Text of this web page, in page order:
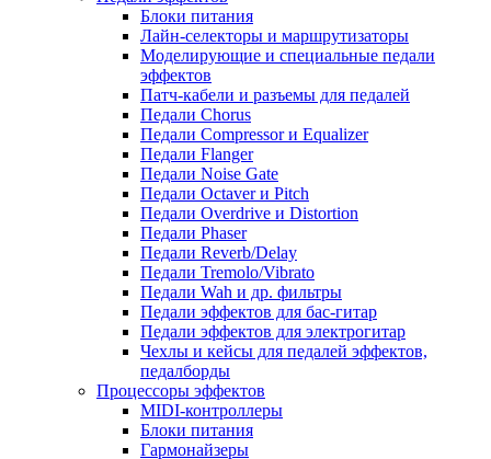
Блоки питания
Лайн-селекторы и маршрутизаторы
Моделирующие и специальные педали
эффектов
Патч-кабели и разъемы для педалей
Педали Chorus
Педали Compressor и Equalizer
Педали Flanger
Педали Noise Gate
Педали Octaver и Pitch
Педали Overdrive и Distortion
Педали Phaser
Педали Reverb/Delay
Педали Tremolo/Vibrato
Педали Wah и др. фильтры
Педали эффектов для бас-гитар
Педали эффектов для электрогитар
Чехлы и кейсы для педалей эффектов,
педалборды
Процессоры эффектов
MIDI-контроллеры
Блоки питания
Гармонайзеры